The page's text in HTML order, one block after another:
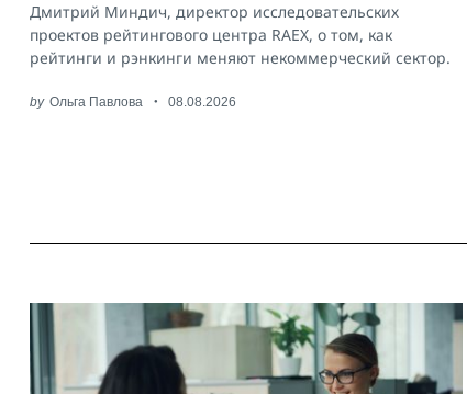
Дмитрий Миндич, директор исследовательских
проектов рейтингового центра RAEX, о том, как
рейтинги и рэнкинги меняют некоммерческий сектор.
by Ольга Павлова 08.08.2026